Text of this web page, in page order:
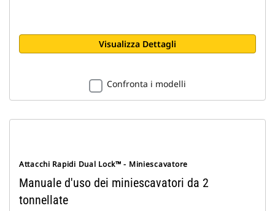
Visualizza Dettagli
Confronta i modelli
Attacchi Rapidi Dual Lock™ - Miniescavatore
Manuale d'uso dei miniescavatori da 2
tonnellate